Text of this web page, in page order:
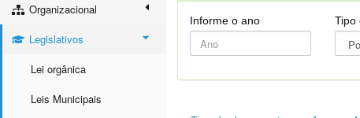
Organizacional
Legislativos
Lei orgânica
Leis Municipais
Informe o ano Tipo